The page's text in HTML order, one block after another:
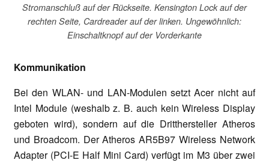
Stromanschluß auf der Rückseite. Kensington Lock auf der
rechten Seite, Cardreader auf der linken. Ungewöhnlich:
Einschaltknopf auf der Vorderkante
Kommunikation
Bei den WLAN- und LAN-Modulen setzt Acer nicht auf
Intel Module (weshalb z. B. auch kein Wireless Display
geboten wird), sondern auf die Dritthersteller Atheros
und Broadcom. Der Atheros AR5B97 Wireless Network
Adapter (PCI-E Half Mini Card) verfügt im M3 über zwei